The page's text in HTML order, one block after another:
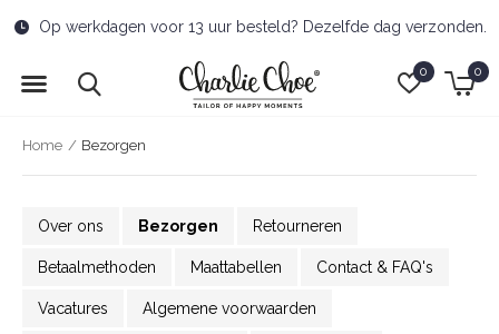
0 0
Gratis verzending naar afhaalpunt vanaf €50,-
Home Bezorgen
Over ons Bezorgen Retourneren
Betaalmethoden Maattabellen Contact & FAQ's
Vacatures Algemene voorwaarden